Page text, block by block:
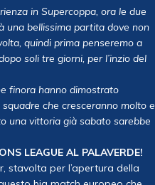
in Supercoppa, ora le due
una bellissima partita dove non
quindi prima penseremo a
soli tre giorni, per l’inzio del
finora hanno dimostrato
che cresceranno molto e
una vittoria già sabato sarebbe
LEAGUE AL PALAVERDE!
stavolta per l’apertura della